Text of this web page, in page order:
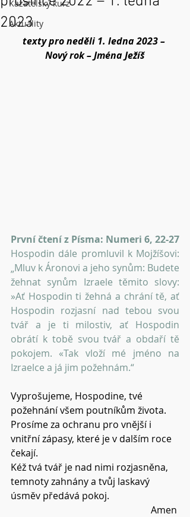
Kazatelský kurz
Aktuality
2023
texty pro neděli 1. ledna 2023 –
Nový rok – Jména Ježíš
První čtení z Písma: Numeri 6, 22-27
Hospodin dále promluvil k Mojžíšovi:
„Mluv k Áronovi a jeho synům: Budete
žehnat synům Izraele těmito slovy:
»Ať Hospodin ti žehná a chrání tě, ať
Hospodin rozjasní nad tebou svou
tvář a je ti milostiv, ať Hospodin
obrátí k tobě svou tvář a obdaří tě
pokojem. «Tak vloží mé jméno na
Izraelce a já jim požehnám.“
Vyprošujeme, Hospodine, tvé
požehnání všem poutníkům života.
Prosíme za ochranu pro vnější i
vnitřní zápasy, které je v dalším roce
čekají.
Kéž tvá tvář je nad nimi rozjasněna,
temnoty zahnány a tvůj laskavý
úsměv předává pokoj.
Amen